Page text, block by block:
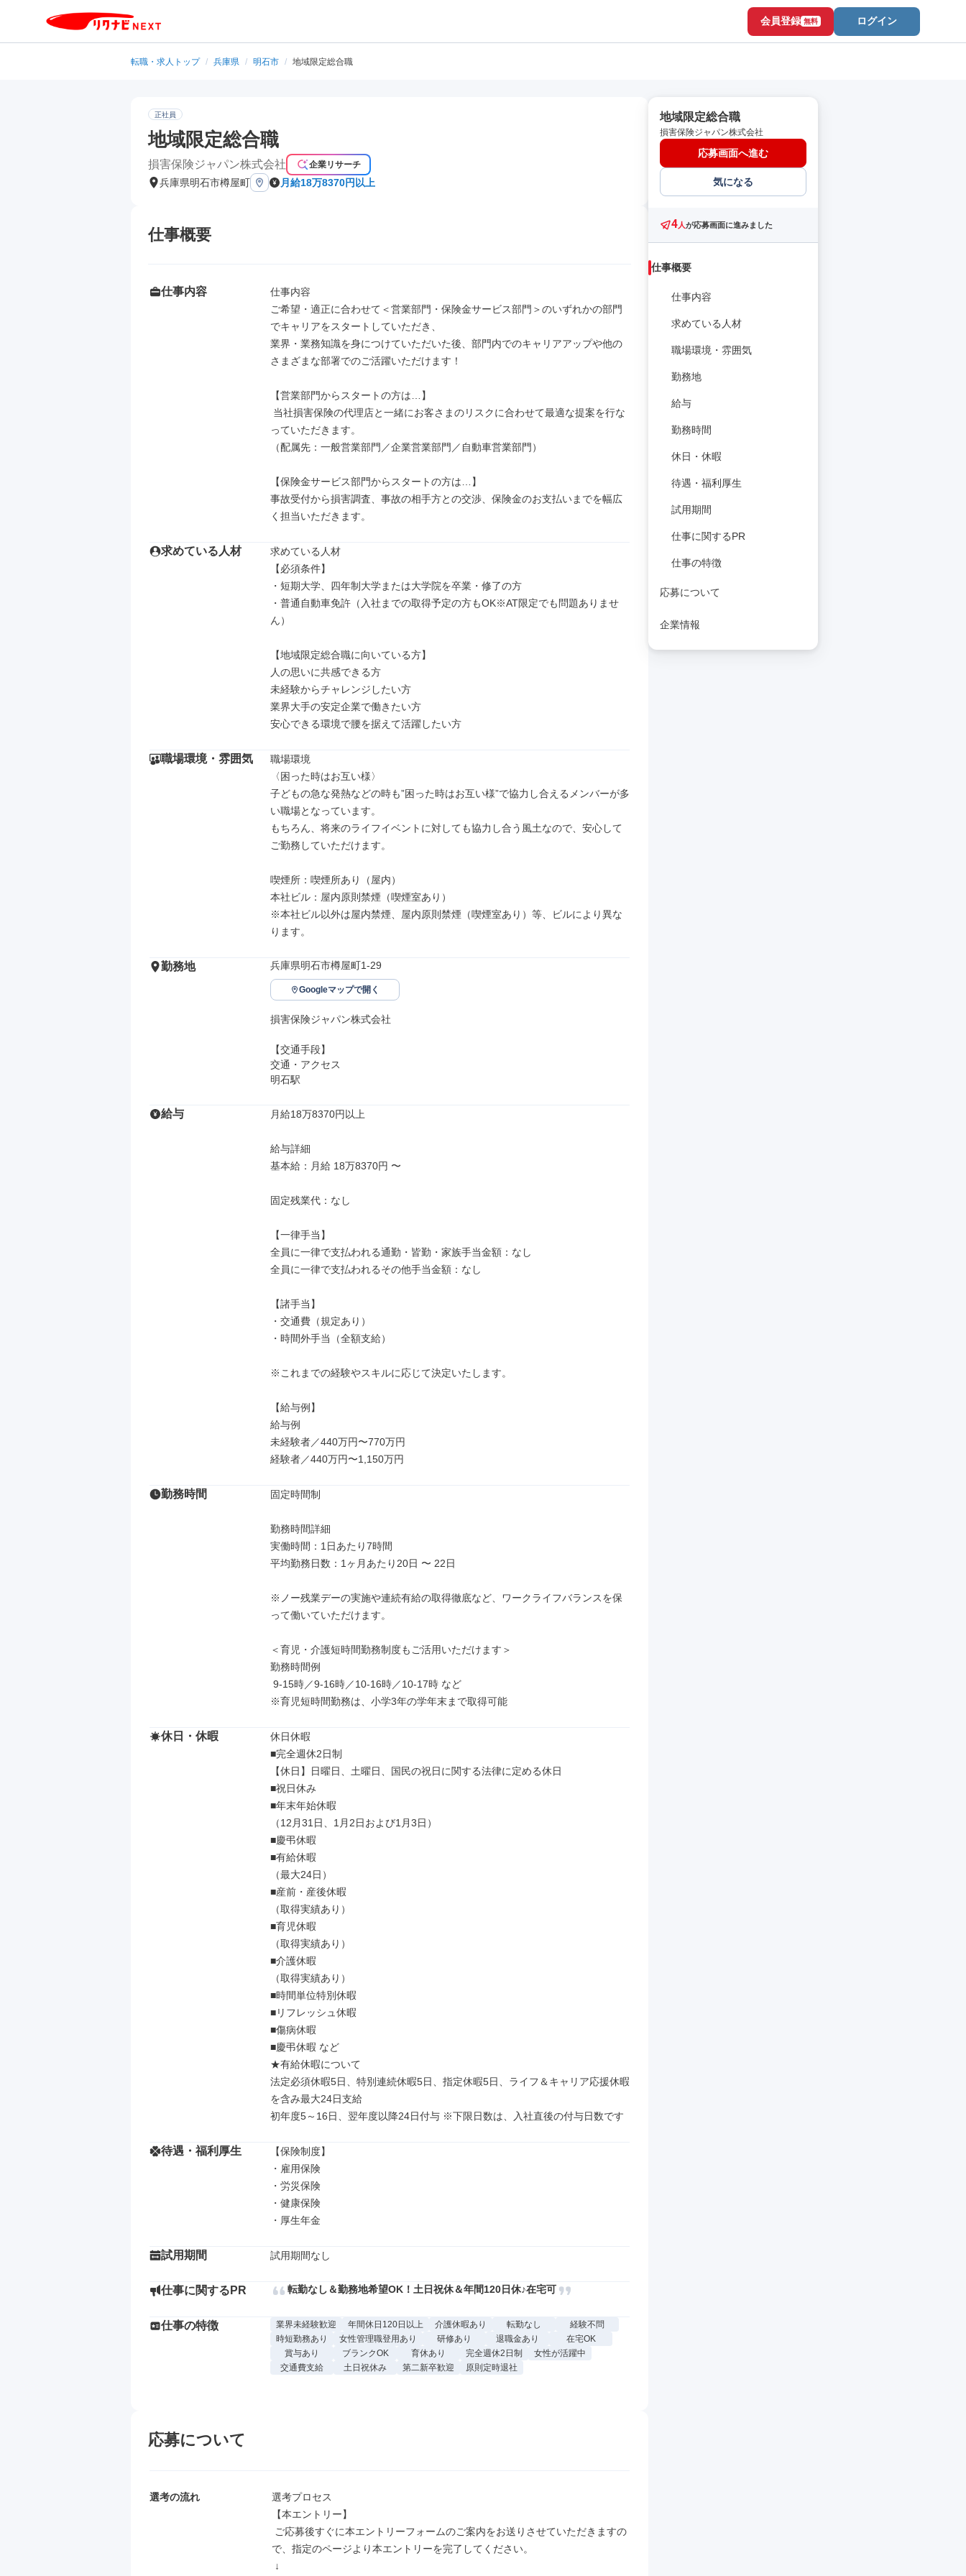
会員登録 無料 ログイン
転職・求人トップ / 兵庫県 / 明石市 / 地域限定総合職
正社員
地域限定総合職
損害保険ジャパン株式会社 企業リサーチ
兵庫県明石市樽屋町 月給18万8370円以上
仕事概要
仕事内容
仕事内容
ご希望・適正に合わせて＜営業部門・保険金サービス部門＞のいずれかの部門
でキャリアをスタートしていただき、
業界・業務知識を身につけていただいた後、部門内でのキャリアアップや他の
さまざまな部署でのご活躍いただけます！
【営業部門からスタートの方は…】
っていただきます。
（配属先：一般営業部門／企業営業部門／自動車営業部門）
【保険金サービス部門からスタートの方は…】
事故受付から損害調査、事故の相手方との交渉、保険金のお支払いまでを幅広
く担当いただきます。
求めている人材
求めている人材
【必須条件】
・短期大学、四年制大学または大学院を卒業・修了の方
・普通自動車免許（入社までの取得予定の方もOK※AT限定でも問題ありませ
ん）
【地域限定総合職に向いている方】
人の思いに共感できる方
未経験からチャレンジしたい方
業界大手の安定企業で働きたい方
安心できる環境で腰を据えて活躍したい方
職場環境・雰囲気
職場環境
〈困った時はお互い様〉
子どもの急な発熱などの時も”困った時はお互い様”で協力し合えるメンバーが多
い職場となっています。
もちろん、将来のライフイベントに対しても協力し合う風土なので、安心して
ご勤務していただけます。
喫煙所：喫煙所あり（屋内）
本社ビル：屋内原則禁煙（喫煙室あり）
※本社ビル以外は屋内禁煙、屋内原則禁煙（喫煙室あり）等、ビルにより異な
ります。
勤務地 兵庫県明石市樽屋町1-29
Googleマップで開く
損害保険ジャパン株式会社
【交通手段】
交通・アクセス
明石駅
給与 月給18万8370円以上
給与詳細
基本給：月給 18万8370円 〜
固定残業代：なし
【一律手当】
全員に一律で支払われる通勤・皆勤・家族手当金額：なし
全員に一律で支払われるその他手当金額：なし
【諸手当】
・交通費（規定あり）
・時間外手当（全額支給）
※これまでの経験やスキルに応じて決定いたします。
【給与例】
給与例
未経験者／440万円〜770万円
経験者／440万円〜1,150万円
勤務時間 固定時間制
勤務時間詳細
実働時間：1日あたり7時間
平均勤務日数：1ヶ月あたり20日 〜 22日
※ノー残業デーの実施や連続有給の取得徹底など、ワークライフバランスを保
って働いていただけます。
＜育児・介護短時間勤務制度もご活用いただけます＞
勤務時間例
※育児短時間勤務は、小学3年の学年末まで取得可能
休日・休暇
休日休暇
■完全週休2日制
【休日】日曜日、土曜日、国民の祝日に関する法律に定める休日
■祝日休み
■年末年始休暇
（12月31日、1月2日および1月3日）
■慶弔休暇
■有給休暇
（最大24日）
■産前・産後休暇
（取得実績あり）
■育児休暇
（取得実績あり）
■介護休暇
（取得実績あり）
■時間単位特別休暇
■リフレッシュ休暇
■傷病休暇
■慶弔休暇 など
★有給休暇について
法定必須休暇5日、特別連続休暇5日、指定休暇5日、ライフ＆キャリア応援休暇
を含み最大24日支給
初年度5～16日、翌年度以降24日付与 ※下限日数は、入社直後の付与日数です
待遇・福利厚生
【保険制度】
・雇用保険
・労災保険
・健康保険
・厚生年金
試用期間 試用期間なし
仕事に関するPR 転勤なし＆勤務地希望OK！土日祝休＆年間120日休♪在宅可
仕事の特徴 業界未経験歓迎 年間休日120日以上 介護休暇あり 転勤なし
経験不問
時短勤務あり
女性管理職登用あり 研修あり 退職金あり
在宅OK
賞与あり
ブランクOK 育休あり 完全週休2日制
女性が活躍中
交通費支給
土日祝休み 第二新卒歓迎 原則定時退社
応募について
選考の流れ
選考プロセス
【本エントリー】
で、指定のページより本エントリーを完了してください。
地域限定総合職
損害保険ジャパン株式会社
応募画面へ進む
気になる
4人が応募画面に進みました
仕事概要
仕事内容
求めている人材
職場環境・雰囲気
勤務地
給与
勤務時間
休日・休暇
待遇・福利厚生
試用期間
仕事に関するPR
仕事の特徴
応募について
企業情報